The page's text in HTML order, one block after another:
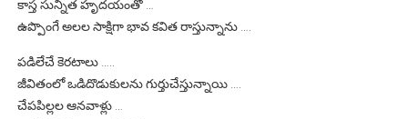
కాస్త సున్నిత హృదయంతో …
ఉప్పొంగే అలల సాక్షిగా భావ కవిత రాస్తున్నాను ….
పడిలేచే కెరటాలు …..
జీవితంలో ఒడిదొడుకులను గుర్తుచేస్తున్నాయి ….
చేపపిల్లల ఆనవాళ్లు …